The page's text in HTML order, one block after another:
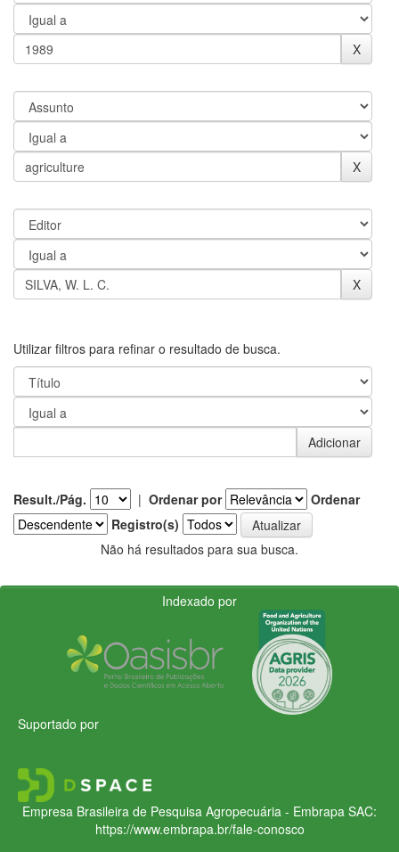
Utilizar filtros para refinar o resultado de busca.
Result./Pág. | Ordenar por
Ordenar
Registro(s)
Não há resultados para sua busca.
Indexado por
Suportado por
Empresa Brasileira de Pesquisa Agropecuária - Embrapa SAC:
https://www.embrapa.br/fale-conosco